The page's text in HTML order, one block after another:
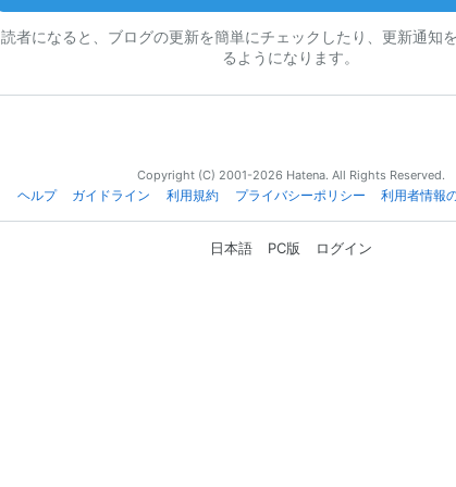
読者になると、ブログの更新を簡単にチェックしたり、更新通知
るようになります。
Copyright (C) 2001-2026 Hatena. All Rights Reserved.
ヘルプ
ガイドライン 利用規約 プライバシーポリシー 利用者情報
日本語 PC版 ログイン